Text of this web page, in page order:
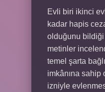
Evli biri ikinci
kadar hapis
olduğunu bildiği
metinler
temel şarta
imkânına sahip
izniyle